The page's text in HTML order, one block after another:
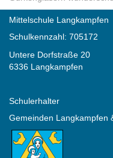
Mittelschule Langkampfen
Schulkennzahl: 705172
Untere Dorfstraße 20
6336 Langkampfen
Schulerhalter
Gemeinden Langkampfen